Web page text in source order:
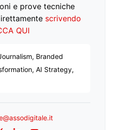
e prove tecniche
scrivendo
QUI
Branded
AI Strategy,